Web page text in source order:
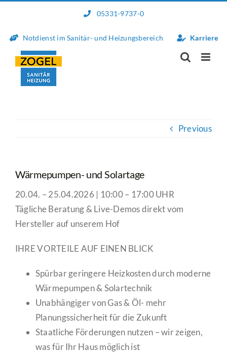
content
05331-9737-0
Notdienst im Sanitär- und Heizungsbereich Karriere
Previous
Wärmepumpen- und Solartage
20.04. – 25.04.2026 | 10:00 – 17:00 UHR
Tägliche Beratung & Live-Demos direkt vom
Hersteller auf unserem Hof
IHRE VORTEILE AUF EINEN BLICK
Spürbar geringere Heizkosten durch moderne
Wärmepumpen & Solartechnik
Unabhängiger von Gas & Öl- mehr
Planungssicherheit für die Zukunft
Staatliche Förderungen nutzen – wir zeigen,
was für Ihr Haus möglich ist